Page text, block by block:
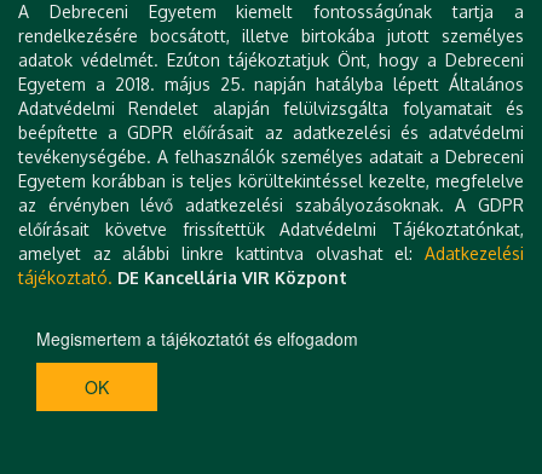
DE telefonkönyv
e-Organogram
KK Orvoskereső
KK Szakrendelés kereső
KK Betegségkereső
Várólista
Klinikai térkép
Levelezés
Állásajánlatok
Hibabejelentés
Kapcsolat
Technikai információk
H-4032 DEBRECEN, NAGYERDEI KÖRÚT 98. | TEL.: +36 52 411 717 | E-MAIL:
A Debreceni Egyetem kiemelt fontosságúnak tartja a
rendelkezésére bocsátott, illetve birtokába jutott személyes
adatok védelmét. Ezúton tájékoztatjuk Önt, hogy a Debreceni
Egyetem a 2018. május 25. napján hatályba lépett Általános
Adatvédelmi Rendelet alapján felülvizsgálta folyamatait és
beépítette a GDPR előírásait az adatkezelési és adatvédelmi
tevékenységébe. A felhasználók személyes adatait a Debreceni
Egyetem korábban is teljes körültekintéssel kezelte, megfelelve
az érvényben lévő adatkezelési szabályozásoknak. A GDPR
előírásait követve frissítettük Adatvédelmi Tájékoztatónkat,
amelyet az alábbi linkre kattintva olvashat el: Adatkezelési
tájékoztató. DE Kancellária VIR Központ
Megismertem a tájékoztatót és elfogadom
OK